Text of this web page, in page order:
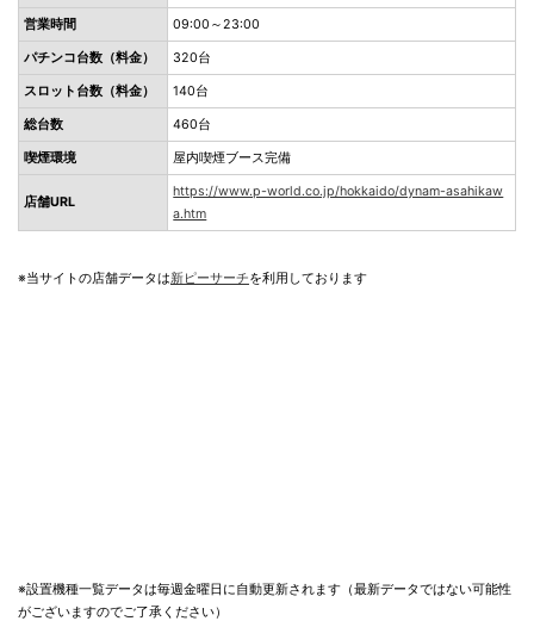
営業時間 09:00～23:00
パチンコ台数（料金） 320台
スロット台数（料金） 140台
総台数 460台
喫煙環境 屋内喫煙ブース完備
店舗URL
https://www.p-world.co.jp/hokkaido/dynam-asahikaw
a.htm
※当サイトの店舗データは新ピーサーチを利用しております
※設置機種一覧データは毎週金曜日に自動更新されます（最新データではない可能性
がございますのでご了承ください）